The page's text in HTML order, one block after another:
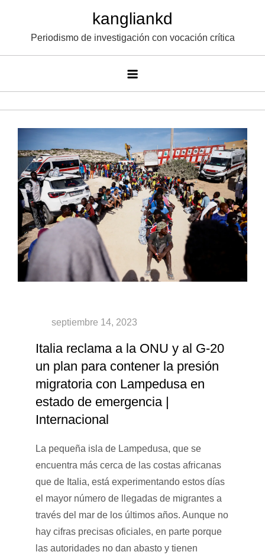
contenido
kangliankd
Periodismo de investigación con vocación crítica
Italia reclama a la ONU y al G-20
un plan para contener la presión
migratoria con Lampedusa en
estado de emergencia |
Internacional
La pequeña isla de Lampedusa, que se
encuentra más cerca de las costas africanas
que de Italia, está experimentando estos días
el mayor número de llegadas de migrantes a
través del mar de los últimos años. Aunque no
hay cifras precisas oficiales, en parte porque
las autoridades no dan abasto y tienen